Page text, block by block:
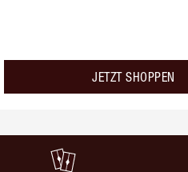
JETZT SHOPPEN